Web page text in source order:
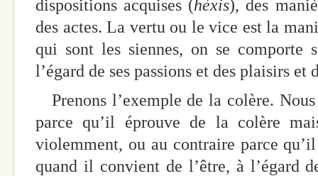
dispositions acquises (héxis), des
des actes. La vertu ou le vice est la
qui sont les siennes, on se
l’égard de ses passions et des plaisirs
Prenons l’exemple de la colère.
parce qu’il éprouve de la colère
violemment, ou au contraire parce
quand il convient de l’être, à l’égard